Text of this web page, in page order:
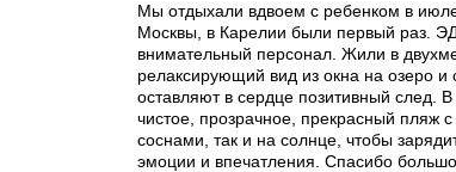
Мы отдыхали вдвоем с ребенком в
Москвы, в Карелии были первый раз.
внимательный персонал. Жили в
релаксирующий вид из окна на озеро и
оставляют в сердце позитивный след.
чистое, прозрачное, прекрасный пляж
соснами, так и на солнце, чтобы
эмоции и впечатления. Спасибо